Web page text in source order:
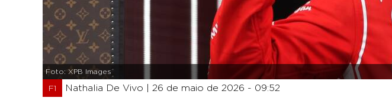
Foto: XPB Images
F1 Nathalia De Vivo | 26 de maio de 2026 - 09:52